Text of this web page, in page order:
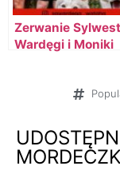
Zerwanie
Wardęgi i Moniki